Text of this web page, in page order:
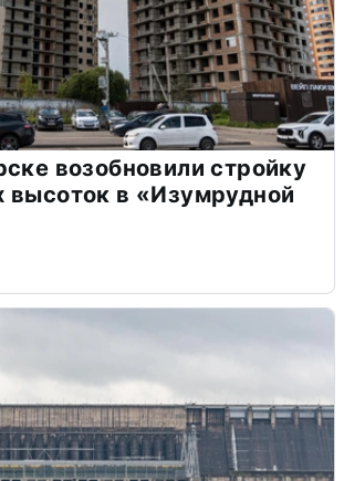
возобновили стройку
в «Изумрудной